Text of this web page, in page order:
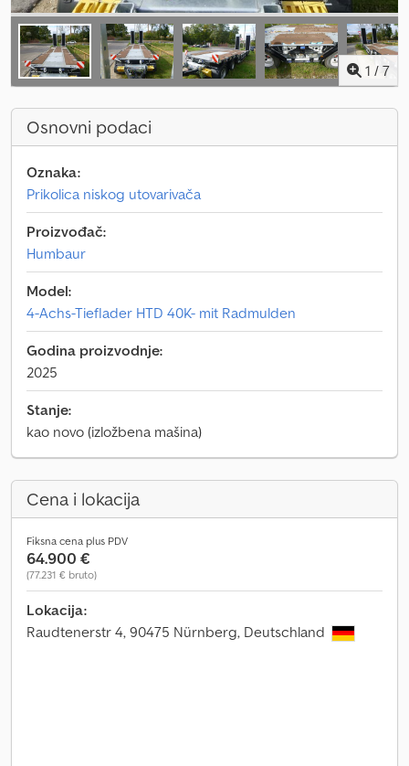
1 / 7
Osnovni podaci
Oznaka:
Prikolica niskog utovarivača
Proizvođač:
Humbaur
Model:
4-Achs-Tieflader HTD 40K- mit Radmulden
Godina proizvodnje:
2025
Stanje:
kao novo (izložbena mašina)
Cena i lokacija
Fiksna cena plus PDV
64.900 €
(77.231 € bruto)
Lokacija:
Raudtenerstr 4, 90475 Nürnberg, Deutschland